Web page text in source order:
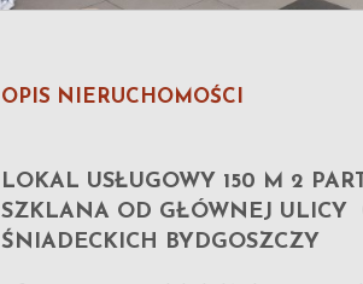
OPIS NIERUCHOMOŚCI
LOKAL USŁUGOWY 150 M 2
SZKLANA OD GŁÓWNEJ ULICY
ŚNIADECKICH BYDGOSZCZY